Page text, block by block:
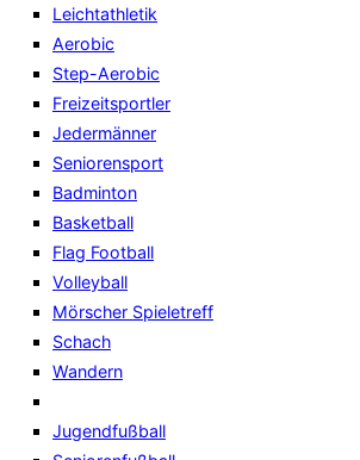
Leichtathletik
Aerobic
Step-Aerobic
Freizeitsportler
Jedermänner
Seniorensport
Badminton
Basketball
Flag Football
Volleyball
Mörscher Spieletreff
Schach
Wandern
Jugendfußball